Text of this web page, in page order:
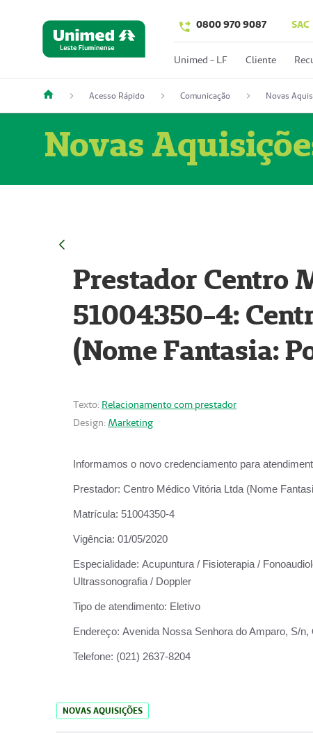
0800 970 9087 SAC
Unimed - LF Cliente
Acesso Rápido Comunicação Novas
Novas
Prestador Centro
51004350-4:
(Nome Fantasia:
Texto: Relacionamento com prestador
Design: Marketing
Informamos o novo credenciamento para
Prestador: Centro Médico Vitória Ltda (Nome
Matrícula: 51004350-4
Vigência: 01/05/2020
Especialidade: Acupuntura / Fisioterapia /
Ultrassonografia / Doppler
Tipo de atendimento: Eletivo
Endereço: Avenida Nossa Senhora do Amparo, S/
Telefone: (021) 2637-8204
NOVAS AQUISIÇÕES